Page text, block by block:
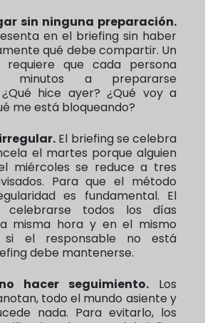
sin ninguna preparación.
en el briefing sin haber
qué debe compartir. Un
requiere que cada persona
minutos a prepararse
hice ayer? ¿Qué voy a
me está bloqueando?
irregular. El briefing se celebra
el martes porque alguien
miércoles se reduce a tres
Para que el método
es fundamental. El
celebrarse todos los días
misma hora y en el mismo
si el responsable no está
debe mantenerse.
hacer seguimiento.Los
todo el mundo asiente y
nada. Para evitarlo, los